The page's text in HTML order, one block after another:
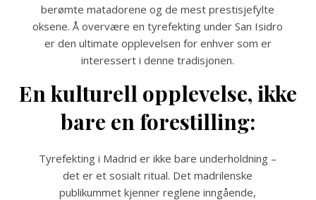
berømte matadorene og de mest prestisjefylte
oksene. Å overvære en tyrefekting under San Isidro
er den ultimate opplevelsen for enhver som er
interessert i denne tradisjonen.
En kulturell opplevelse, ikke
bare en forestilling:
Tyrefekting i Madrid er ikke bare underholdning –
det er et sosialt ritual. Det madrilenske
publikummet kjenner reglene inngående,